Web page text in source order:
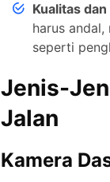
Kualitas
harus
seperti
Jenis-
Jalan
Kamera